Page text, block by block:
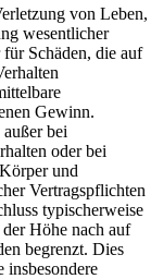
von Leben,
wesentlicher
Schäden, die auf
Gewinn.
bei
oder bei
und
Vertragspflichten
typischerweise
Höhe nach auf
begrenzt. Dies
insbesondere